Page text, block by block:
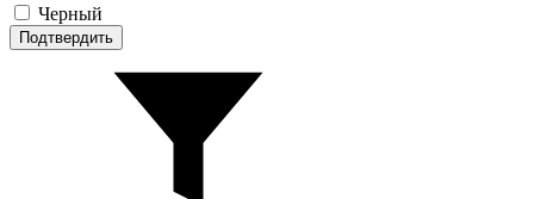
Черный
Подтвердить